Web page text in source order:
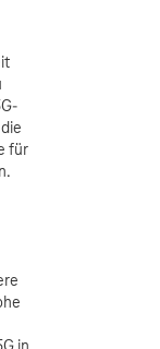
für